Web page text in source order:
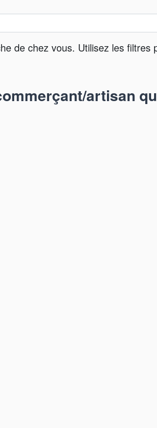
de chez vous. Utilisez les filtres
artisan